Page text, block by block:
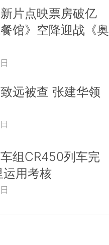
片点映票房破亿
餐馆》空降迎战《奥
远被查 张建华领
组CR450列车完
用考核